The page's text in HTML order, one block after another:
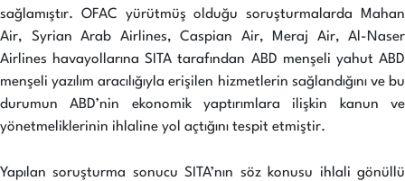
sağlamıştır. OFAC yürütmüş olduğu soruşturmalarda Mahan
Air, Syrian Arab Airlines, Caspian Air, Meraj Air, Al-Naser
Airlines havayollarına SITA tarafından ABD menşeli yahut ABD
menşeli yazılım aracılığıyla erişilen hizmetlerin sağlandığını ve bu
durumun ABD’nin ekonomik yaptırımlara ilişkin kanun ve
yönetmeliklerinin ihlaline yol açtığını tespit etmiştir.
Yapılan soruşturma sonucu SITA’nın söz konusu ihlali gönüllü